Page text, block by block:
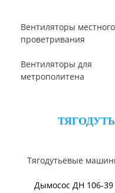
Вентилятор В-Ц6-30